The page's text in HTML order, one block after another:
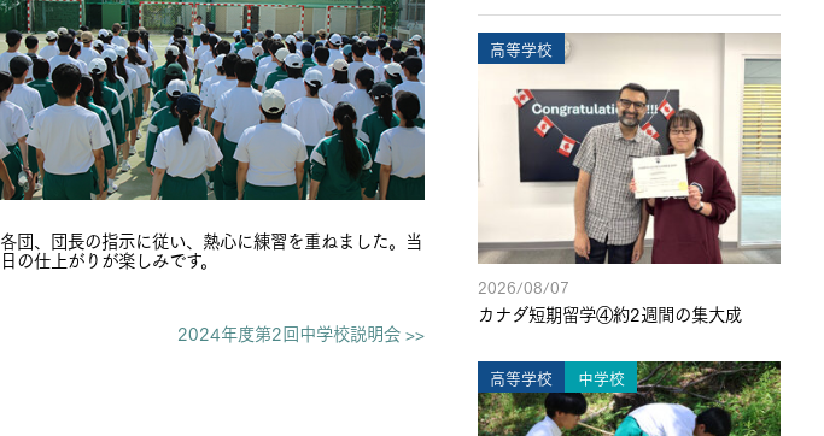
各団、団長の指示に従い、熱心に練習を重ねました。当
日の仕上がりが楽しみです。
2024年度第2回中学校説明会 >>
高等学校
2026/08/07
カナダ短期留学④約2週間の集大成
高等学校 中学校